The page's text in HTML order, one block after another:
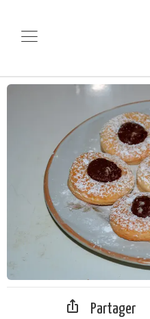
Partager